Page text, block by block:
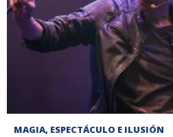
MAGIA, ESPECTÁCULO E ILUSIÓN